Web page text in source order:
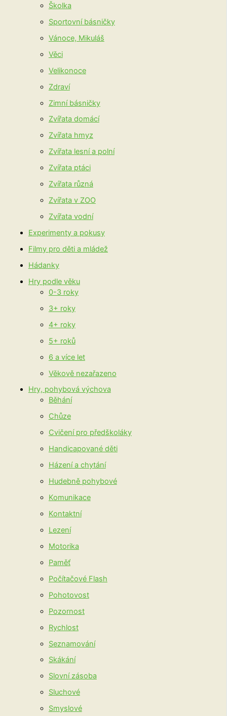
Školka
Sportovní básničky
Vánoce, Mikuláš
Věci
Velikonoce
Zdraví
Zimní básničky
Zvířata domácí
Zvířata hmyz
Zvířata lesní a polní
Zvířata ptáci
Zvířata různá
Zvířata v ZOO
Zvířata vodní
Experimenty a pokusy
Filmy pro děti a mládež
Hádanky
Hry podle věku
0-3 roky
3+ roky
4+ roky
5+ roků
6 a více let
Věkově nezařazeno
Hry, pohybová výchova
Běhání
Chůze
Cvičení pro předškoláky
Handicapované děti
Házení a chytání
Hudebně pohybové
Komunikace
Kontaktní
Lezení
Motorika
Paměť
Počítačové Flash
Pohotovost
Pozornost
Rychlost
Seznamování
Skákání
Slovní zásoba
Sluchové
Smyslové